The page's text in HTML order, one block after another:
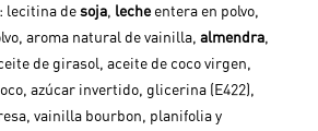
lecitina de soja, leche entera en polvo,
aroma natural de vainilla, almendra,
de girasol, aceite de coco virgen,
azúcar invertido, glicerina (E422),
vainilla bourbon, planifolia y